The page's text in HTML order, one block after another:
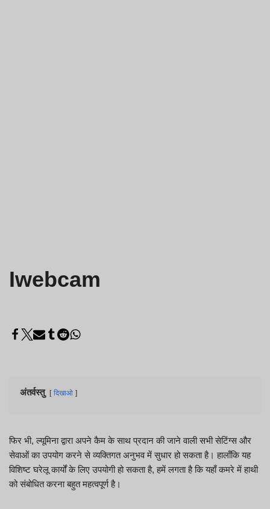
Iwebcam
अंतर्वस्तु दिखाओ
फिर भी, ल्यूमिना द्वारा अपने कैम के साथ प्रदान की जाने वाली सभी सेटिंग्स और
सेवाओं का उपयोग करने से व्यक्तिगत अनुभव में सुधार हो सकता है। हालाँकि यह
विशिष्ट घरेलू कार्यों के लिए उपयोगी हो सकता है, हमें लगता है कि यहाँ कमरे में हाथी
को संबोधित करना बहुत महत्वपूर्ण है।